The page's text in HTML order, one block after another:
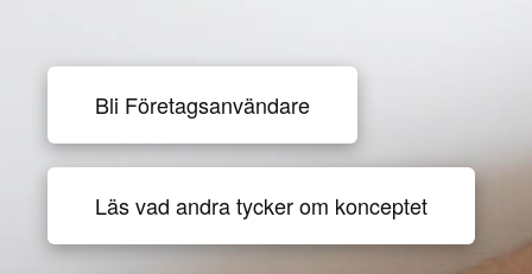
Bli Företagsanvändare
Läs vad andra tycker om konceptet